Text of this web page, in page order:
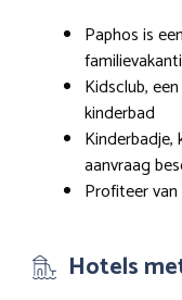
Paphos is
Kidsclub,
kinderbad
Kinderbadje,
aanvraag
Profiteer
Hotels